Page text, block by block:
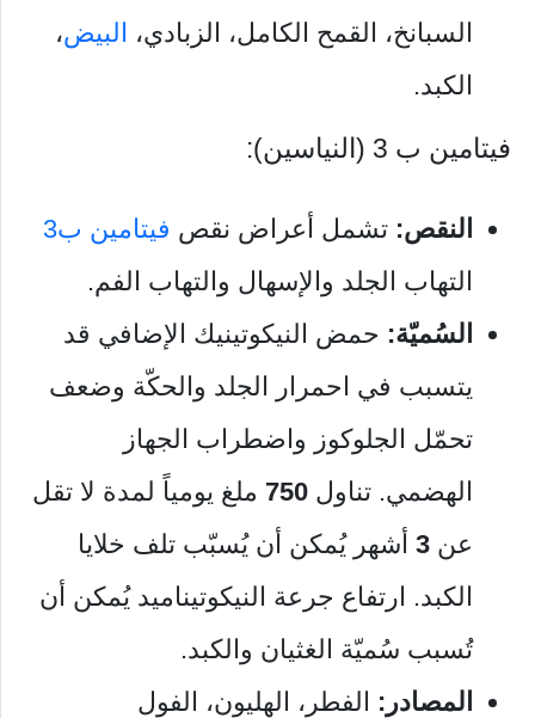
السبانخ، القمح الكامل، الزبادي، البيض،
الكبد.
فيتامين ب 3 (النياسين):
النقص: تشمل أعراض نقص فيتامين ب3
التهاب الجلد والإسهال والتهاب الفم.
السُميّة: حمض النيكوتينيك الإضافي قد
يتسبب في احمرار الجلد والحكّة وضعف
تحمّل الجلوكوز واضطراب الجهاز
الهضمي. تناول 750 ملغ يومياً لمدة لا تقل
عن 3 أشهر يُمكن أن يُسبّب تلف خلايا
الكبد. ارتفاع جرعة النيكوتيناميد يُمكن أن
تُسبب سُميّة الغثيان والكبد.
المصادر: الفطر، الهليون، الفول